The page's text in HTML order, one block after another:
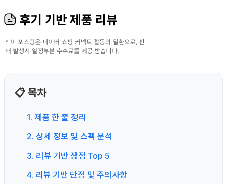
후기 기반 제품 리뷰
📋 목차
1. 제품 한 줄 정리
2. 상세 정보 및 스펙 분석
3. 리뷰 기반 장점 Top 5
4. 리뷰 기반 단점 및 주의사항